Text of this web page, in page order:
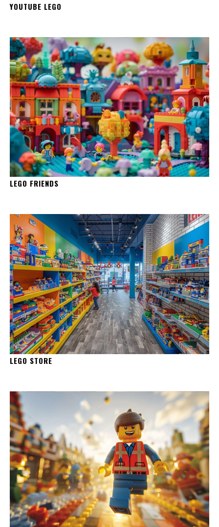
YOUTUBE LEGO
LEGO FRIENDS
LEGO STORE